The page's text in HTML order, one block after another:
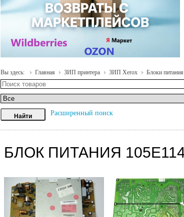
Вы здесь: Главная ЗИП принтера ЗИП Xerox Блоки
Расширенный поиск
БЛОК ПИТАНИЯ